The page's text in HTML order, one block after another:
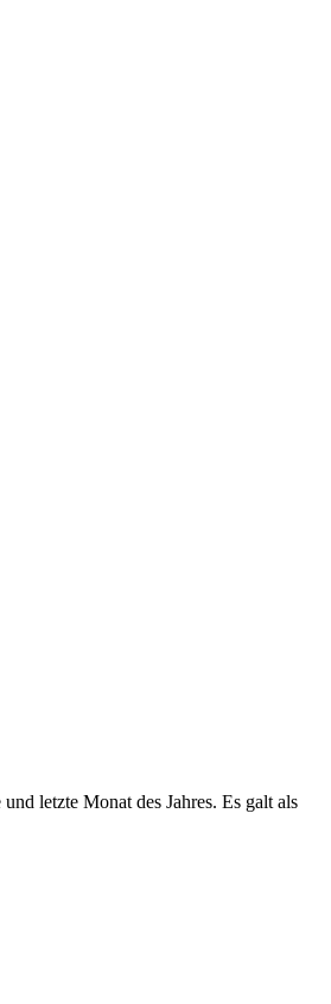
letzte Monat des Jahres. Es galt als